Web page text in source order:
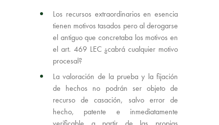
Los recursos extraordinarios en esencia
tienen motivos tasados pero al derogarse
el antiguo que concretaba los motivos en
el art. 469 LEC ¿cabrá cualquier motivo
procesal?
La valoración de la prueba y la fijación
de hechos no podrán ser objeto de
recurso de casación, salvo error de
hecho, patente e inmediatamente